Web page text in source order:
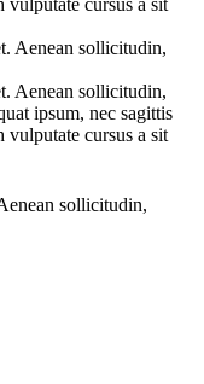
Aenean sollicitudin,
Aenean sollicitudin,
ipsum, nec sagittis
vulputate cursus a sit
sollicitudin,